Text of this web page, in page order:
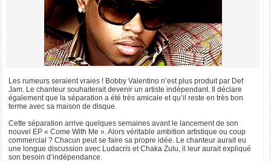
Les rumeurs seraient vraies ! Bobby Valentino n’est plus produit par Def
Jam. Le chanteur souhaiterait devenir un artiste indépendant. Il déclare
également que la séparation a été très amicale et qu’il reste en très bon
terme avec sa maison de disque.
Cette séparation arrive quelques semaines avant le lancement de son
nouvel EP « Come With Me ». Alors véritable ambition artistique ou coup
commercial ? Chacun peut se faire sa propre idée. Le chanteur aurait eu
une longue discussion avec Ludacris et Chaka Zulu, il leur aurait expliqué
son besoin d’indépendance.